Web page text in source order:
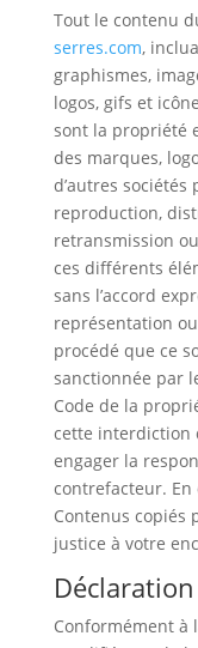
Tout le contenu
serres.com,
graphismes,
logos, gifs et
sont la propriété
des marques,
d’autres
reproduction,
retransmission
ces différents
sans l’accord
représentation
procédé que ce
sanctionnée par
Code de la
cette interdiction
engager la
contrefacteur.
Contenus copiés
justice à votre
Conformément à